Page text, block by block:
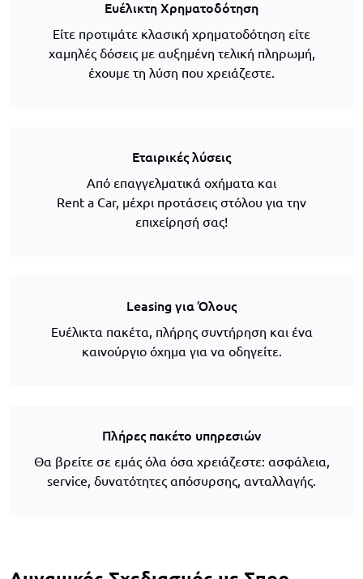
Ευέλικτη Χρηματοδότηση
Είτε προτιμάτε κλασική χρηματοδότηση είτε
χαμηλές δόσεις με αυξημένη τελική πληρωμή,
έχουμε τη λύση που χρειάζεστε.
Εταιρικές λύσεις
Από επαγγελματικά οχήματα και
Rent a Car, μέχρι προτάσεις στόλου για την
επιχείρησή σας!
Leasing για Όλους
Ευέλικτα πακέτα, πλήρης συντήρηση και ένα
καινούργιο όχημα για να οδηγείτε.
Πλήρες πακέτο υπηρεσιών
Θα βρείτε σε εμάς όλα όσα χρειάζεστε: ασφάλεια,
service, δυνατότητες απόσυρσης, ανταλλαγής.